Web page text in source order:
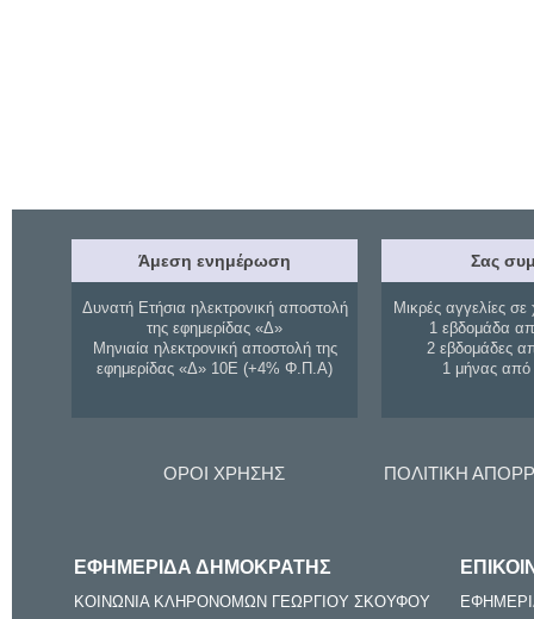
Άμεση ενημέρωση
Δυνατή Ετήσια ηλεκτρονική αποστολή
της εφημερίδας «Δ»
Μηνιαία ηλεκτρονική αποστολή της
εφημερίδας «Δ» 10Ε (+4% Φ.Π.Α)
Σας
Μικρές αγγελίες σε
1 εβδομάδα
2 εβδομάδες
1 μήνας
ΟΡΟΙ ΧΡΗΣΗΣ ΠΟΛΙΤΙΚΗ
ΕΦΗΜΕΡΙΔΑ ΔΗΜΟΚΡΑΤΗΣ
ΚΟΙΝΩΝΙΑ ΚΛΗΡΟΝΟΜΩΝ ΓΕΩΡΓΙΟΥ ΣΚΟΥΦΟΥ